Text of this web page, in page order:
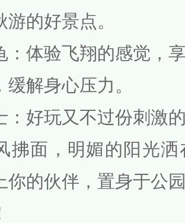
的好景点。
：体验飞翔的感觉，
缓解身心压力。
：好玩又不过份刺激
拂面，明媚的阳光
你的伙伴，置身于公